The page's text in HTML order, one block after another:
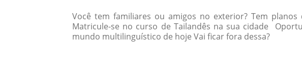
Você tem familiares ou amigos no exterior? Tem
Matricule-se no curso de Tailandês na sua cidade
mundo multilinguístico de hoje Vai ficar fora dessa?